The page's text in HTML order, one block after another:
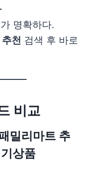
명확하다.
천 검색 후 바로
비교
밀리마트 추
상품